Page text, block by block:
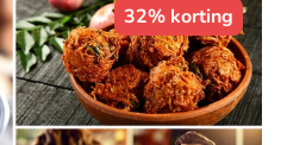
32% korting